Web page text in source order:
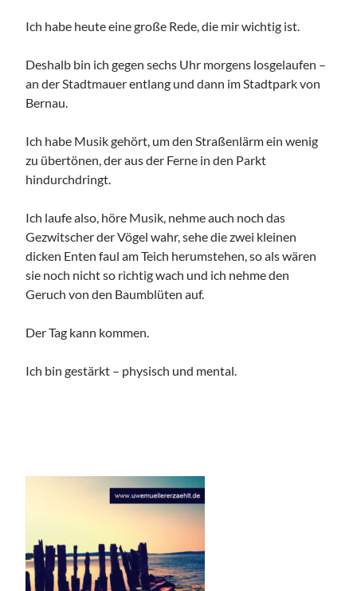
Ich habe heute eine große Rede, die mir wichtig ist.
Deshalb bin ich gegen sechs Uhr morgens losgelaufen –
an der Stadtmauer entlang und dann im Stadtpark von
Bernau.
Ich habe Musik gehört, um den Straßenlärm ein wenig
zu übertönen, der aus der Ferne in den Parkt
hindurchdringt.
Ich laufe also, höre Musik, nehme auch noch das
Gezwitscher der Vögel wahr, sehe die zwei kleinen
dicken Enten faul am Teich herumstehen, so als wären
sie noch nicht so richtig wach und ich nehme den
Geruch von den Baumblüten auf.
Der Tag kann kommen.
Ich bin gestärkt – physisch und mental.